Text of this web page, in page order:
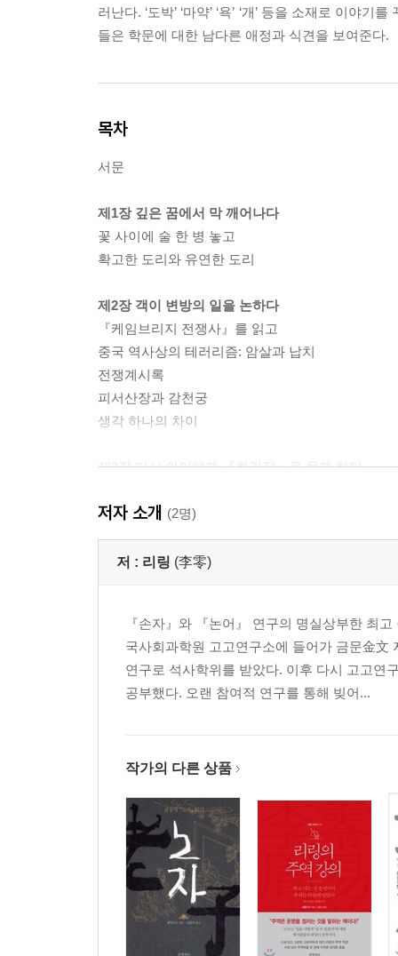
러난다. ‘도박’ ‘마약’ ‘욕’ ‘개’ 등을 소재로 이야
들은 학문에 대한 남다른 애정과 식견을 보여준다.
목차
서문
제1장 깊은 꿈에서 막 깨어나다
꽃 사이에 술 한 병 놓고
확고한 도리와 유연한 도리
제2장 객이 변방의 일을 논하다
『케임브리지 전쟁사』를 읽고
중국 역사상의 테러리즘: 암살과 납치
전쟁계시록
피서산장과 감천궁
생각 하나의 차이
제3장 다시 아이에게 『화간집』을 읊게 하다
책은 배추가 아니다
학교는 양계장이 아니다
말띠 해에 백락을 말하다
제4장 주색과 재물에서 인간성이 드러난다
점과 도박은 한 뿌리다
약과 독은 한집안이다
삼강오륜이 물구나무서다
하늘은 채륜을 낳지 않았다
제5장 옛사람과 속마음을 이야기하다
역사 속 문학의 힘
서생은 정치를 못 하게 하라
저자 소개 (2명)
저 : 리링 (李零)
『손자』와 『논어』 연구의 명실상부한 최
국사회과학원 고고연구소에 들어가 금문金
연구로 석사학위를 받았다. 이후 다시 고고연
공부했다. 오랜 참여적 연구를 통해 빚어...
작가의 다른 상품